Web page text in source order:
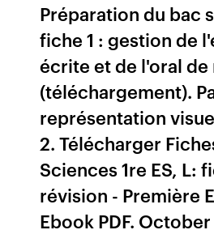
Préparation du bac
fiche 1 : gestion de
écrite et de l'oral
(téléchargement).
représentation
2. Télécharger
Sciences 1re ES, L:
révision - Première
Ebook PDF.